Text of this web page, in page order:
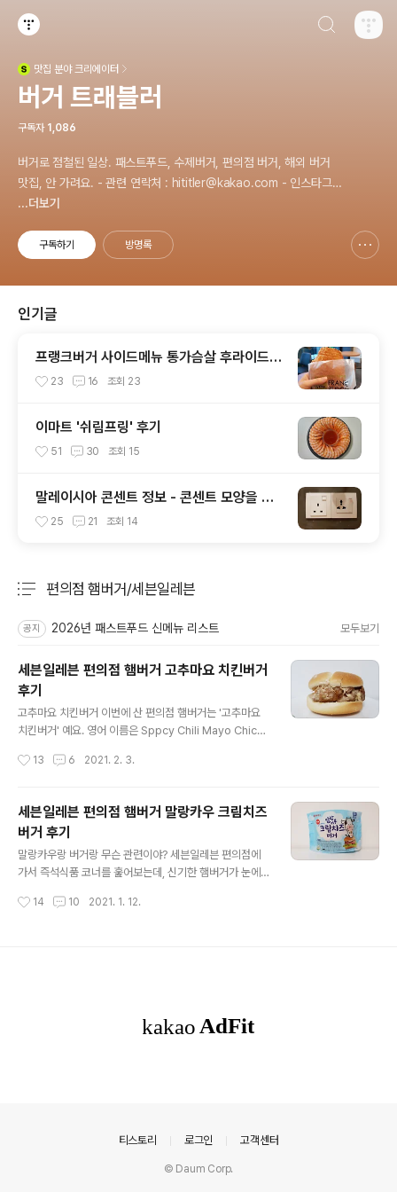
맛집 분야 크리에이터
버거 트래블러
구독자 1,086
버거로 점철된 일상. 패스트푸드, 수제버거, 편의점 버거, 해외 버거
맛집, 안 가려요. - 관련 연락처 : hititler@kakao.com - 인스타그
램 @hititler_hamburger
...더보기
구독하기 방명록
인기글
프랭크버거 사이드메뉴 통가슴살 후라이드
후기
23 16 조회 23
이마트 '쉬림프링' 후기
51 30 조회 15
말레이시아 콘센트 정보 - 콘센트 모양을 잘
확인하세요!
25 21 조회 14
편의점 햄버거/세븐일레븐
공지 2026년 패스트푸드 신메뉴 리스트 모두보기
세븐일레븐 편의점 햄버거 고추마요 치킨버거
후기
고추마요 치킨버거 이번에 산 편의점 햄버거는 '고추마요
치킨버거' 예요. 영어 이름은 Sppcy Chili Mayo Chick
함을 느낄 수 있는 버거라고 해요. 요즘은 유행이 좀 지난
꽤 많았어요. 저는 맵찔이라서 할라피뇨가 들어간 버거를
좋아하지 않았지만요. 세븐일레븐에서 구입했으며, 가격은
2,800원입니다. 중량은 185g 입니다. 제품명은 고추마요
치킨버거이며, 식품 유형은 즉석섭취식품입니다. 원재료는
케이준통다리살패티 [닭고기, 곡류가공품1 (패티용 프리믹
[밀가루, 설탕, 쇼트닝, 효모, 정제소금], 고추마요소스 [마..
13 6 2021. 2. 3.
세븐일레븐 편의점 햄버거 말랑카우 크림치즈
버거 후기
말랑카우랑 버거랑 무슨 관련이야? 세븐일레븐 편의점에
가서 즉석식품 코너를 훑어보는데, 신기한 햄버거가 눈에
즈버거 세븐일레븐이 롯데제과의 대표적인 캔디인 '말랑카
다. 중량은 182g 입니다. 제품명은 말랑카우 크림치즈버
14 10 2021. 1. 12.
티스토리 로그인 고객센터
© Daum Corp.